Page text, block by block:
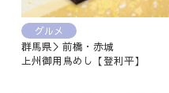
グルメ
群馬県＞前橋・赤城
上州御用鳥めし【登利平】